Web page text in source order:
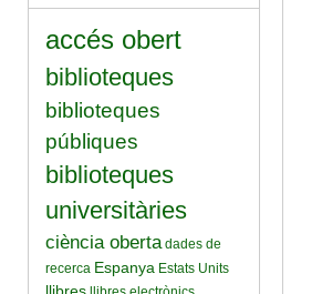
accés obert
biblioteques
biblioteques
públiques
biblioteques
universitàries
ciència oberta dades de
recerca Espanya Estats Units